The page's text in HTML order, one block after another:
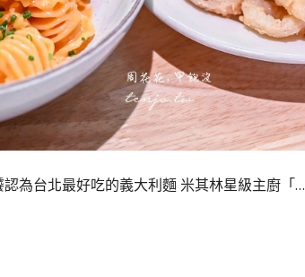
為台北最好吃的義大利麵 米其林星級主廚「…